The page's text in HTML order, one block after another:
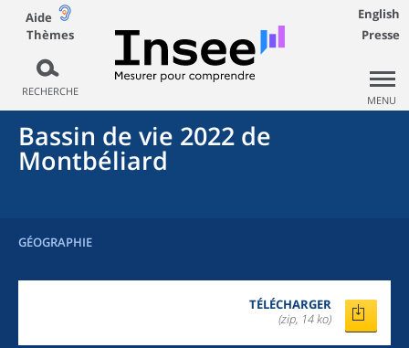
Aide
Thèmes
RECHERCHE
English
Presse
MENU
Bassin de vie 2022 de
Montbéliard
GÉOGRAPHIE
TÉLÉCHARGER
(zip, 14 ko)